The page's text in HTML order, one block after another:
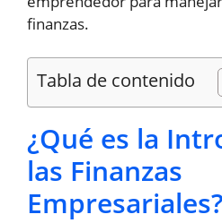
finanzas.
Tabla de contenido
¿Qué es la
las Finanzas
Empresariales?